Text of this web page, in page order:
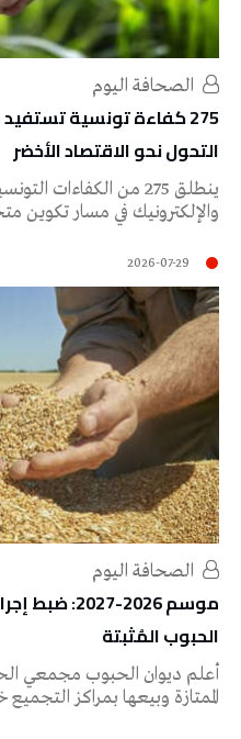
275 كفاءة تونسية
التحول نحو الاقتصاد الأخضر
ينطلق 275 من الكفاءات
والإلكترونيك في مسار
2026-07-29
موسم 2026-
الحبوب المُثبتة
أعلم ديوان الحبوب مجمعي
الممتازة وبيعها بمراكز